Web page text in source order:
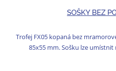
SOŠKY BEZ
Trofej FX05 kopaná bez
85x55 mm. Sošku lze